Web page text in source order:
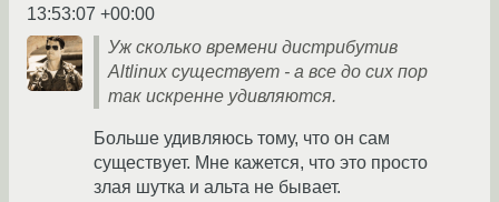
13:53:07 +00:00
Уж сколько времени дистрибутив
Altlinux существует - а все до сих пор
так искренне удивляются.
Больше удивляюсь тому, что он сам
существует. Мне кажется, что это просто
злая шутка и альта не бывает.